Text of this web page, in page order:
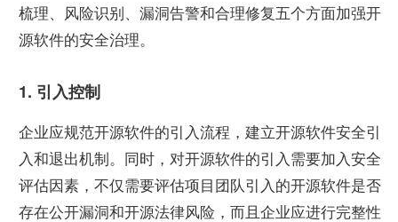
梳理、风险识别、漏洞告警和合理修复五个方面加强开
源软件的安全治理。
1. 引入控制
企业应规范开源软件的引入流程，建立开源软件安全引
入和退出机制。同时，对开源软件的引入需要加入安全
评估因素，不仅需要评估项目团队引入的开源软件是否
存在公开漏洞和开源法律风险，而且企业应进行完整性